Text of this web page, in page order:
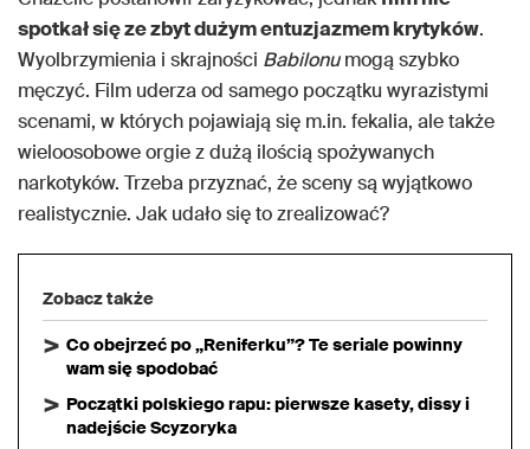
spotkał się ze zbyt dużym entuzjazmem krytyków.
Wyolbrzymienia i skrajności Babilonumogą szybko
męczyć. Film uderza od samego początku wyrazistymi
scenami, w których pojawiają się m.in. fekalia, ale także
wieloosobowe orgie z dużą ilością spożywanych
narkotyków. Trzeba przyznać, że sceny są wyjątkowo
realistycznie. Jak udało się to zrealizować?
Zobacz także
Co obejrzeć po „Reniferku”? Te seriale powinny
wam się spodobać
Początki polskiego rapu: pierwsze kasety, dissy i
nadejście Scyzoryka